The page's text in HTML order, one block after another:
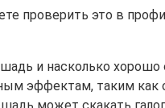
проверить это в
и насколько
эффектам, таким как